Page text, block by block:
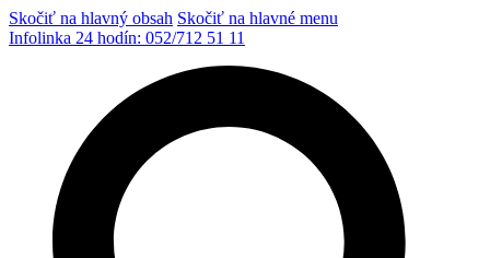
Skočiť na hlavný obsah Skočiť na hlavné menu
Infolinka 24 hodín: 052/712 51 11